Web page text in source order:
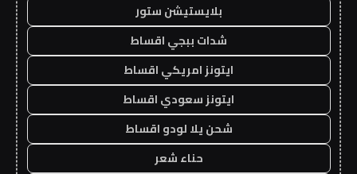
بلايستيشن ستور
شدات ببجي اقساط
ايتونز امريكي اقساط
ايتونز سعودي اقساط
شحن يلا لودو اقساط
حناء شعر